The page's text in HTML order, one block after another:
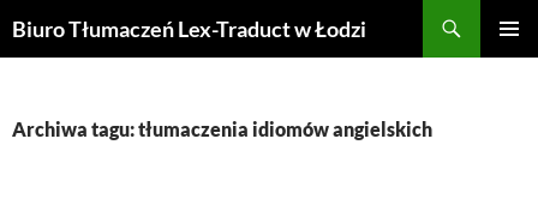
doBiuro Tłumaczeń Lex-Traduct w Łodzi
Archiwa tagu: tłumaczenia idiomów angielskich